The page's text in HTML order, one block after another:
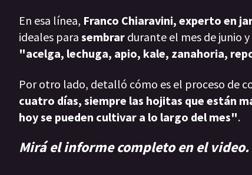
En esa línea, Franco Chiaravini, experto en
ideales para sembrar durante el mes de junio
"acelga, lechuga, apio, kale, zanahoria,
Por otro lado, detalló cómo es el proceso de
cuatro días, siempre las hojitas que están
hoy se pueden cultivar a lo largo del mes".
Mirá el informe completo en el video.